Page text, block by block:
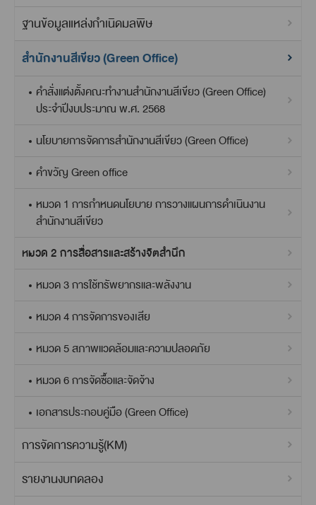
ฐานข้อมูลแหล่งกำเนิดมลพิษ
สำนักงานสีเขียว (Green Office)
คำสั่งแต่งตั้งคณะทำงานสำนักงานสีเขียว (Green Office)
ประจำปีงบประมาณ พ.ศ. 2568
นโยบายการจัดการสำนักงานสีเขียว (Green Office)
คำขวัญ Green office
หมวด 1 การกำหนดนโยบาย การวางแผนการดำเนินงาน
สำนักงานสีเขียว
หมวด 2 การสื่อสารและสร้างจิตสำนึก
หมวด 3 การใช้ทรัพยากรและพลังงาน
หมวด 4 การจัดการของเสีย
หมวด 5 สภาพแวดล้อมและความปลอดภัย
หมวด 6 การจัดซื้อและจัดจ้าง
เอกสารประกอบคู่มือ (Green Office)
การจัดการความรู้(KM)
รายงานงบทดลอง